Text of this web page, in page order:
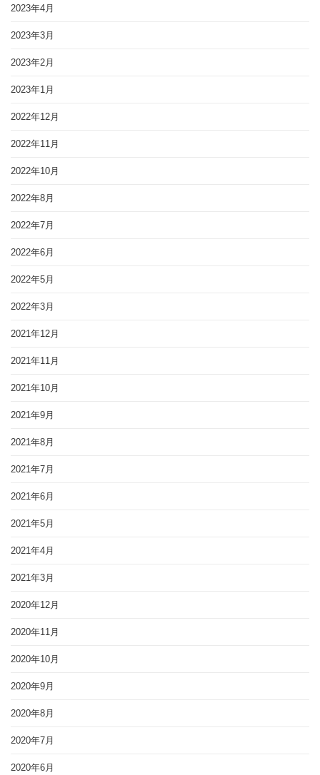
2023年4月
2023年3月
2023年2月
2023年1月
2022年12月
2022年11月
2022年10月
2022年8月
2022年7月
2022年6月
2022年5月
2022年3月
2021年12月
2021年11月
2021年10月
2021年9月
2021年8月
2021年7月
2021年6月
2021年5月
2021年4月
2021年3月
2020年12月
2020年11月
2020年10月
2020年9月
2020年8月
2020年7月
2020年6月